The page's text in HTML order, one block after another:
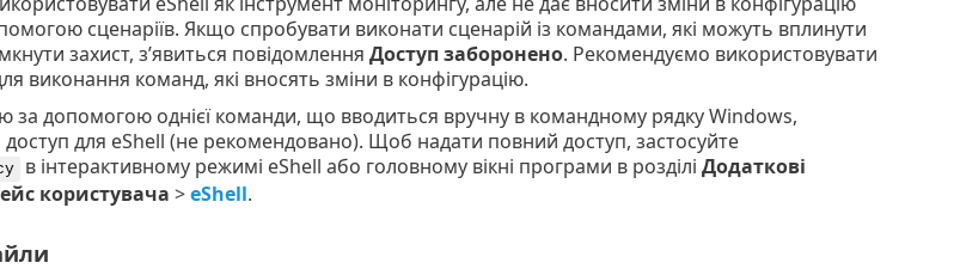
сценаріїв. Якщо спробувати виконати сценарій із командами, які можуть вплинути
захист, з’явиться повідомлення Доступ заборонено. Рекомендуємо використовувати
виконання команд, які вносять зміни в конфігурацію.
за допомогою однієї команди, що вводиться вручну в командному рядку Windows,
для eShell (не рекомендовано). Щоб надати повний доступ, застосуйте
в інтерактивному режимі eShell або головному вікні програми в розділі Додаткові
користувача >eShell.